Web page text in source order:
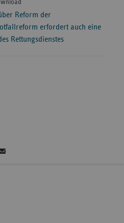
Reform der
erfordert auch eine
Rettungsdienstes